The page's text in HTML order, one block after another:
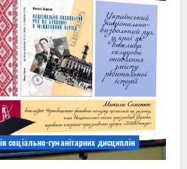
соціально-гуманітарних дисциплін